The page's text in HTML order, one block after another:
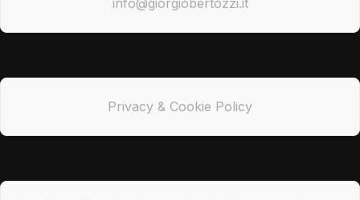
info@giorgiobertozzi.it
Privacy & Cookie Policy